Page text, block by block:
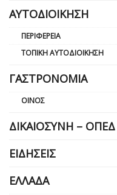
ΑΥΤΟΔΙΟΊΚΗΣΗ
ΠΕΡΙΦΈΡΕΙΑ
ΤΟΠΙΚΉ ΑΥΤΟΔΙΟΊΚΗΣΗ
ΓΑΣΤΡΟΝΟΜΊΑ
ΟΊΝΟΣ
ΔΙΚΑΙΟΣΎΝΗ – ΟΠΕΔ
ΕΙΔΉΣΕΙΣ
ΕΛΛΆΔΑ